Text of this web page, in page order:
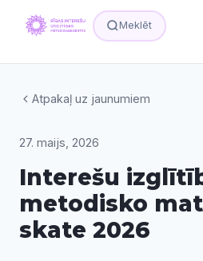
Meklēt
Atpakaļ uz jaunumiem
27. maijs, 2026
Interešu
metodisko
skate 2026